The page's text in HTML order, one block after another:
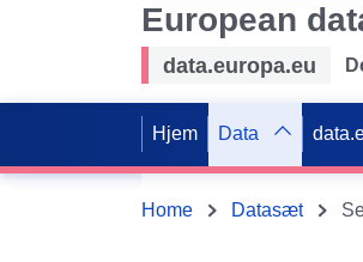
European
data.europa.eu
Hjem Data
Home Datasæt